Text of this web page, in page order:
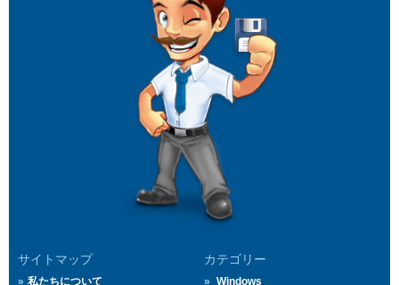
サイトマップ
私たちについて
カテゴリー
Windows